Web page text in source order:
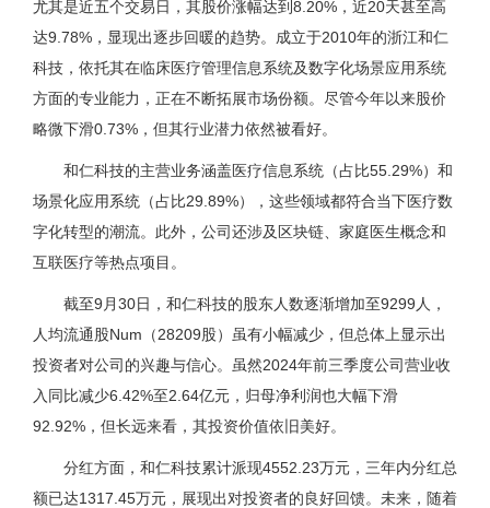
尤其是近五个交易日，其股价涨幅达到8.20%，近20天甚至高
达9.78%，显现出逐步回暖的趋势。成立于2010年的浙江和仁
科技，依托其在临床医疗管理信息系统及数字化场景应用系统
方面的专业能力，正在不断拓展市场份额。尽管今年以来股价
略微下滑0.73%，但其行业潜力依然被看好。
和仁科技的主营业务涵盖医疗信息系统（占比55.29%）和
场景化应用系统（占比29.89%），这些领域都符合当下医疗数
字化转型的潮流。此外，公司还涉及区块链、家庭医生概念和
互联医疗等热点项目。
截至9月30日，和仁科技的股东人数逐渐增加至9299人，
人均流通股Num（28209股）虽有小幅减少，但总体上显示出
投资者对公司的兴趣与信心。虽然2024年前三季度公司营业收
入同比减少6.42%至2.64亿元，归母净利润也大幅下滑
92.92%，但长远来看，其投资价值依旧美好。
分红方面，和仁科技累计派现4552.23万元，三年内分红总
额已达1317.45万元，展现出对投资者的良好回馈。未来，随着